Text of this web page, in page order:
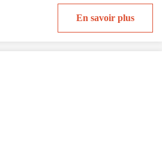
En savoir plus